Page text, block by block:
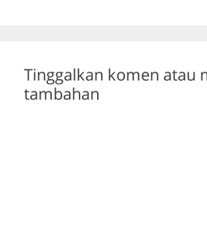
Tinggalkan komen atau
tambahan